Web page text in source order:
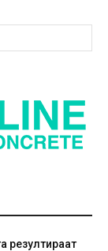
резултираат